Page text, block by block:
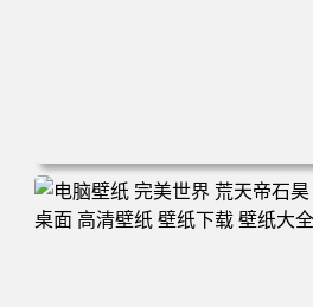
电脑壁纸 动漫 无限 罗小黑 罗小黑
鹿野师姐 电脑桌面 高清壁纸 壁纸下